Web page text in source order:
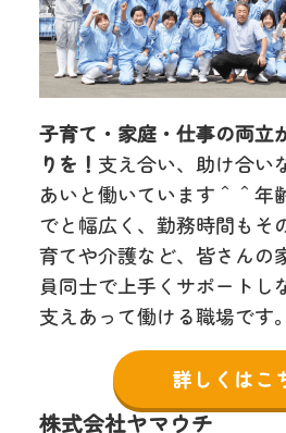
子育て・家庭・仕事の両立
りを！ 支え合い、助け合い
あいと働いています＾＾年
でと幅広く、勤務時間もそ
育てや介護など、皆さんの
員同士で上手くサポートし
支えあって働ける職場です。
詳しくはこ
株式会社ヤマウチ